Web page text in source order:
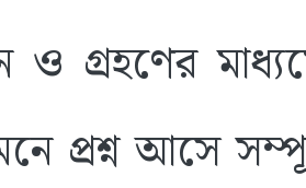
ও গ্রহণের
প্রশ্ন আসে